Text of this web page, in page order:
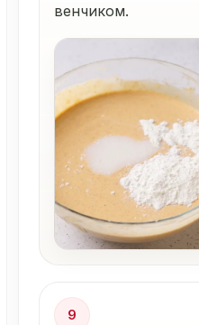
венчиком.
9